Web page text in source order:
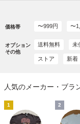
価格帯 〜999円 〜
オプション
その他
送料無料 未
ストア 新着
人気のメーカー・ブラ
1 2